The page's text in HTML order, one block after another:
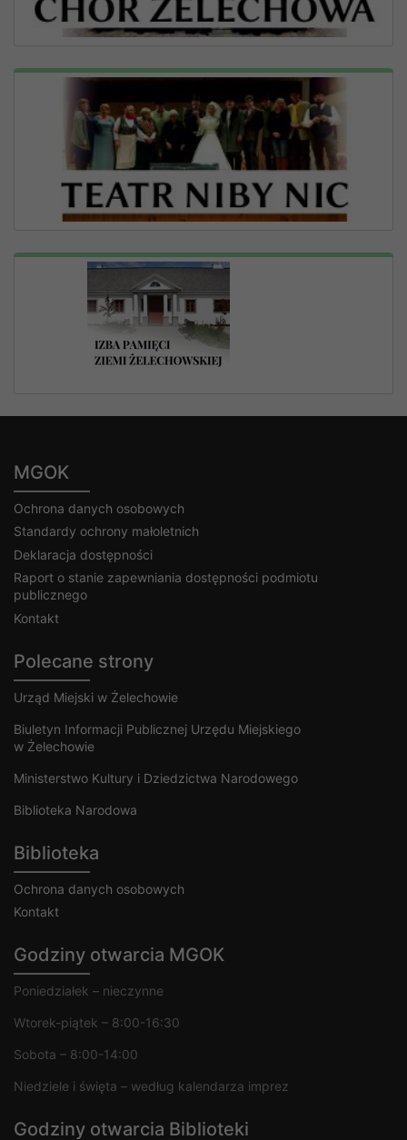
MGOK
Ochrona danych osobowych
Standardy ochrony małoletnich
Deklaracja dostępności
Raport o stanie zapewniania dostępności podmiotu
publicznego
Kontakt
Polecane strony
Urząd Miejski w Żelechowie
Biuletyn Informacji Publicznej Urzędu Miejskiego
w Żelechowie
Ministerstwo Kultury i Dziedzictwa Narodowego
Biblioteka Narodowa
Biblioteka
Ochrona danych osobowych
Kontakt
Godziny otwarcia MGOK
Poniedziałek – nieczynne
Wtorek-piątek – 8:00-16:30
Sobota – 8:00-14:00
Niedziele i święta – według kalendarza imprez
Godziny otwarcia Biblioteki